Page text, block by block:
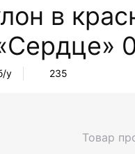
в
у 235
Товар